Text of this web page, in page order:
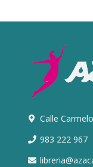
Calle
983 222 967